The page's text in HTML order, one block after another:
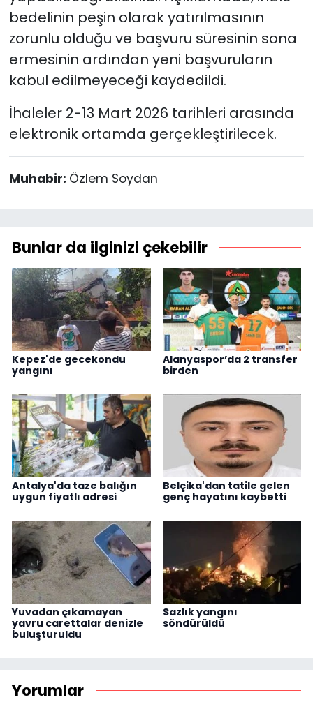
bedelinin peşin olarak yatırılmasının
zorunlu olduğu ve başvuru süresinin sona
ermesinin ardından yeni başvuruların
kabul edilmeyeceği kaydedildi.
İhaleler 2-13 Mart 2026 tarihleri arasında
elektronik ortamda gerçekleştirilecek.
Muhabir: Özlem Soydan
Bunlar da ilginizi çekebilir
Kepez'de gecekondu
yangını
Alanyaspor’da 2 transfer
birden
Antalya'da taze balığın
uygun fiyatlı adresi
Belçika'dan tatile gelen
genç hayatını kaybetti
Yuvadan çıkamayan
yavru carettalar denizle
buluşturuldu
Sazlık yangını
söndürüldü
Yorumlar